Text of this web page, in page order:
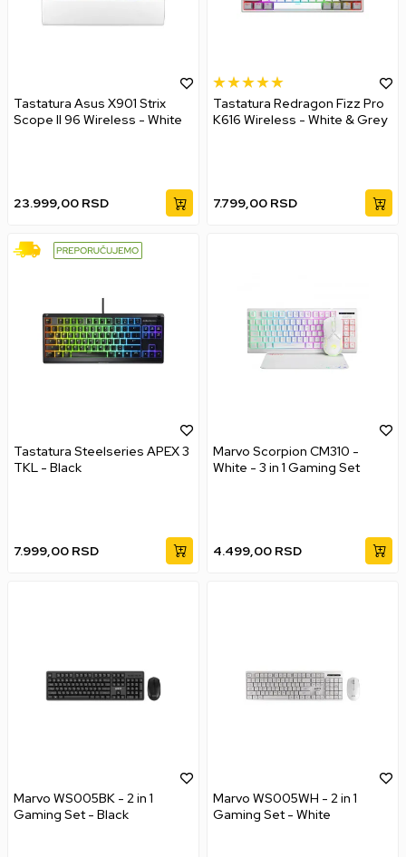
Tastatura Asus X901 Strix
Scope II 96 Wireless - White
23.999,00 RSD
Tastatura Redragon Fizz Pro
K616 Wireless - White & Grey
7.799,00 RSD
Tastatura Steelseries APEX 3
TKL - Black
7.999,00 RSD
Marvo Scorpion CM310 -
White - 3 in 1 Gaming Set
4.499,00 RSD
Marvo WS005BK - 2 in 1
Gaming Set - Black
Marvo WS005WH - 2 in 1
Gaming Set - White